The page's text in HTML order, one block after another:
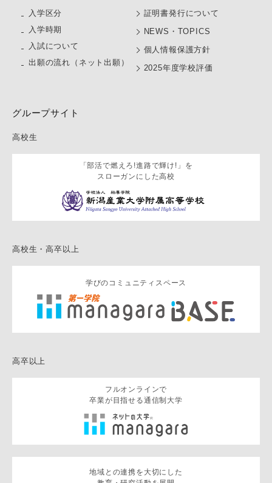
⼊学区分
入学時期
入試について
出願の流れ（ネット出願）
証明書発行について
NEWS・TOPICS
個人情報保護方針
2025年度学校評価
グループサイト
高校生
「部活で燃えろ!進路で輝け!」を
スローガンにした高校
高校生・高卒以上
学びのコミュニティスペース
高卒以上
フルオンラインで
卒業が目指せる通信制大学
地域との連携を大切にした